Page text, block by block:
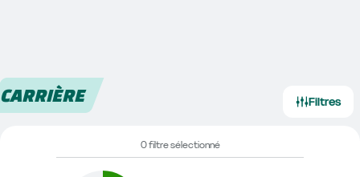
CARRIÈRE Filtres
0 filtre sélectionné